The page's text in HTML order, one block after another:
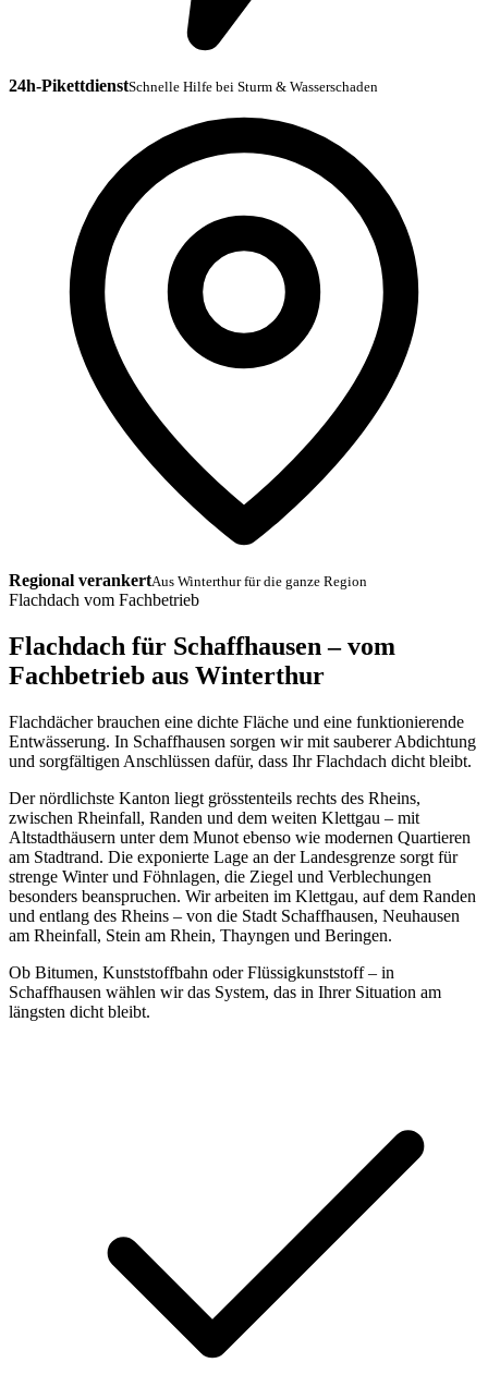
24h-PikettdienstSchnelle Hilfe bei Sturm & Wasserschaden
Regional verankertAus Winterthur für die ganze Region
Flachdach vom Fachbetrieb
Flachdach für Schaffhausen – vom
Fachbetrieb aus Winterthur
Flachdächer brauchen eine dichte Fläche und eine funktionierende
Entwässerung. In Schaffhausen sorgen wir mit sauberer Abdichtung
und sorgfältigen Anschlüssen dafür, dass Ihr Flachdach dicht bleibt.
Der nördlichste Kanton liegt grösstenteils rechts des Rheins,
zwischen Rheinfall, Randen und dem weiten Klettgau – mit
Altstadthäusern unter dem Munot ebenso wie modernen Quartieren
am Stadtrand. Die exponierte Lage an der Landesgrenze sorgt für
strenge Winter und Föhnlagen, die Ziegel und Verblechungen
besonders beanspruchen. Wir arbeiten im Klettgau, auf dem Randen
und entlang des Rheins – von die Stadt Schaffhausen, Neuhausen
am Rheinfall, Stein am Rhein, Thayngen und Beringen.
Ob Bitumen, Kunststoffbahn oder Flüssigkunststoff – in
Schaffhausen wählen wir das System, das in Ihrer Situation am
längsten dicht bleibt.